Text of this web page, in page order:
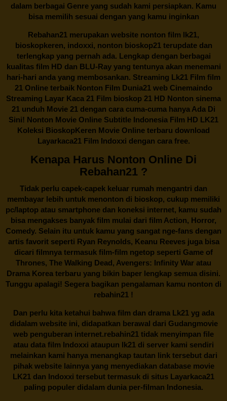
dalam berbagai Genre yang sudah kami persiapkan. Kamu
bisa memilih sesuai dengan yang kamu inginkan
Rebahan21 merupakan website nonton film lk21,
bioskopkeren, indoxxi, nonton bioskop21 terupdate dan
terlengkap yang pernah ada. Lengkap dengan berbagai
kualitas film HD dan BLU-Ray yang tentunya akan menemani
hari-hari anda yang membosankan. Streaming Lk21 Film film
21 Online terbaik Nonton Film Dunia21 web Cinemaindo
Streaming Layar Kaca 21 Film bioskop 21 HD Nonton sinema
21 unduh Movie 21 dengan cara cuma-cuma hanya Ada Di
Sini! Nonton Movie Online Subtitle Indonesia Film HD LK21
Koleksi BioskopKeren Movie Online terbaru download
Layarkaca21 Film Indoxxi dengan cara free.
Kenapa Harus Nonton Online Di
Rebahan21 ?
Tidak perlu capek-capek keluar rumah mengantri dan
membayar lebih untuk menonton di bioskop, cukup memiliki
pc/laptop atau smartphone dan koneksi internet, kamu sudah
bisa mengakses banyak film mulai dari film Action, Horror,
Comedy. Selain itu untuk kamu yang sangat nge-fans dengan
artis favorit seperti Ryan Reynolds, Keanu Reeves juga bisa
dicari filmnya termasuk film-film ngetop seperti Game of
Thrones, The Walking Dead, Avengers: Infinity War atau
Drama Korea terbaru yang bikin baper lengkap semua disini.
Tunggu apalagi! Segera bagikan pengalaman kamu nonton di
rebahin21 !
Dan perlu kita ketahui bahwa film dan dramaLk21yg ada
didalam website ini, didapatkan berawal dari Gudangmovie
web penguberan internet.rebahin21 tidak menyimpan file
atau data film Indoxxi ataupun lk21 di server kami sendiri
melainkan kami hanya menangkap tautan link tersebut dari
pihak website lainnya yang menyediakan database movie
LK21 dan Indoxxi tersebut termasuk di situs Layarkaca21
paling populer didalam dunia per-filman Indonesia.